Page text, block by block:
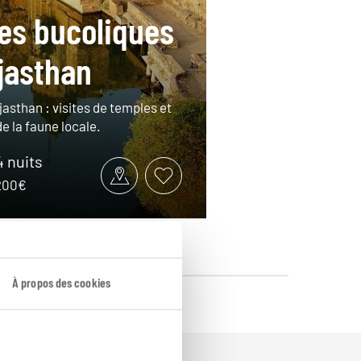
À propos des cookies
bucoliques
: visites de temples et
la faune locale.
nuits